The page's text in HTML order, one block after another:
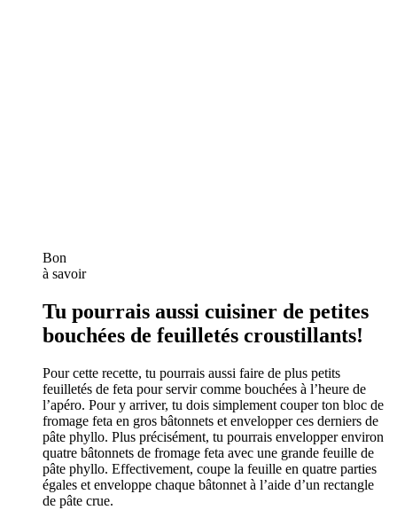
Bon
à savoir
Tu pourrais aussi cuisiner de petites
bouchées de feuilletés croustillants!
Pour cette recette, tu pourrais aussi faire de plus petits
feuilletés de feta pour servir comme bouchées à l’heure de
l’apéro. Pour y arriver, tu dois simplement couper ton bloc de
fromage feta en gros bâtonnets et envelopper ces derniers de
pâte phyllo. Plus précisément, tu pourrais envelopper environ
quatre bâtonnets de fromage feta avec une grande feuille de
pâte phyllo. Effectivement, coupe la feuille en quatre parties
égales et enveloppe chaque bâtonnet à l’aide d’un rectangle
de pâte crue.